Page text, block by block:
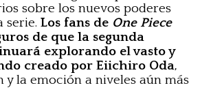
sobre los nuevos poderes
serie. Los fans de One Piece
de que la segunda
explorando el vasto y
creado por Eiichiro Oda,
y la emoción a niveles aún más